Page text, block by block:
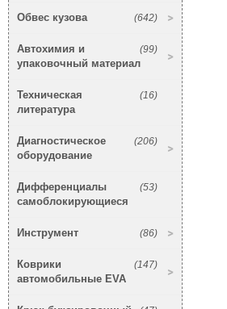
(642)
Обвес кузова
(99)
Автохимия и
упаковочный материал
(16)
Техническая
литература
(206)
Диагностическое
оборудование
(53)
Дифференциалы
самоблокирующиеся
(86)
Инструмент
(147)
Коврики
автомобильные EVA